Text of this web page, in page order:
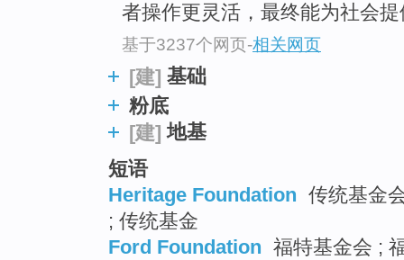
者操作更灵活，最终能为社会
基于3237个网页-相关网页
[建] 基础
粉底
[建] 地基
短语
Heritage Foundation 传统基金
; 传统基金
Ford Foundation 福特基金会 ;